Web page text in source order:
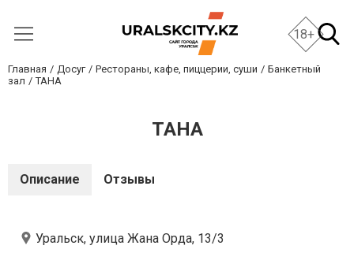
18+
Главная Досуг Рестораны, кафе, пиццерии, суши
Банкетный
зал
ТАНА
ТАНА
Описание Отзывы
Уральск, улица Жана Орда, 13/3